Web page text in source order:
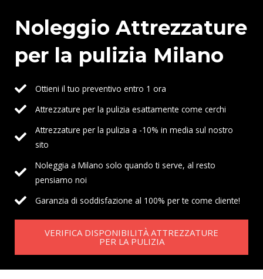
Noleggio Attrezzature
per la pulizia Milano
Ottieni il tuo preventivo entro 1 ora
Attrezzature per la pulizia esattamente come cerchi
Attrezzature per la pulizia a -10% in media sul nostro
sito
Noleggia a Milano solo quando ti serve, al resto
pensiamo noi
Garanzia di soddisfazione al 100% per te come cliente!
VERIFICA DISPONIBILITÀ ATTREZZATURE
PER LA PULIZIA